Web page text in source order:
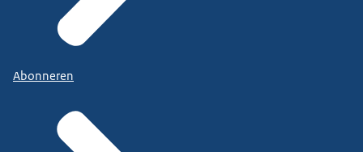
Abonneren